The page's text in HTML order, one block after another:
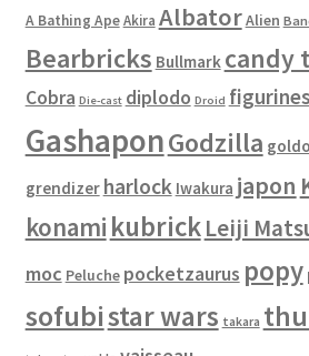
A Bathing Ape Akira AlbatorAlien
Bearbricks Bullmark candy
Cobra Die-cast diplodo Droid
GashaponGodzilla
grendizer harlock Iwakura japon
konami kubrickLeiji
moc Peluche pocketzaurus popy
sofubistar wars takara